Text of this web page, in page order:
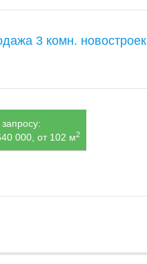
3 комн. новостроек
000, от 102 м2